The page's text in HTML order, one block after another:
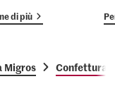
di più
Migros Confettura